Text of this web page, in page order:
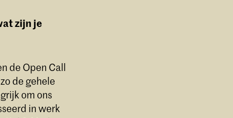
zijn je
de Open Call
de gehele
om ons
in werk